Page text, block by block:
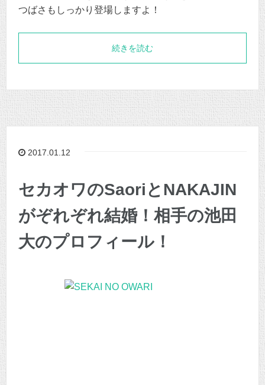
つばさもしっかり登場しますよ！
続きを読む
2017.01.12
セカオワのSaoriとNAKAJIN
がぞれぞれ結婚！相手の池田
大のプロフィール！